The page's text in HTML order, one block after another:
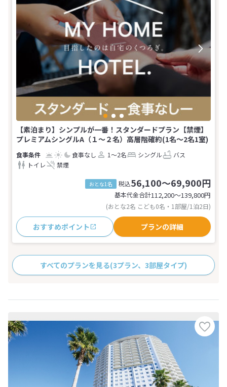
【素泊まり】シンプルが一番！スタンダードプラン【禁煙】
プレミアムシングルA（１〜２名）高層階確約(1名～2名1室)
食事なし 1～2名 シングル
バス
トイレ
禁煙
おとな1名 税込56,100～69,900円
基本代金合計112,200〜139,800円
(おとな2名 こども0名・1部屋/1泊2日)
おすすめポイント プランの詳細
すべてのプランを見る(3プラン、3部屋タイプ)